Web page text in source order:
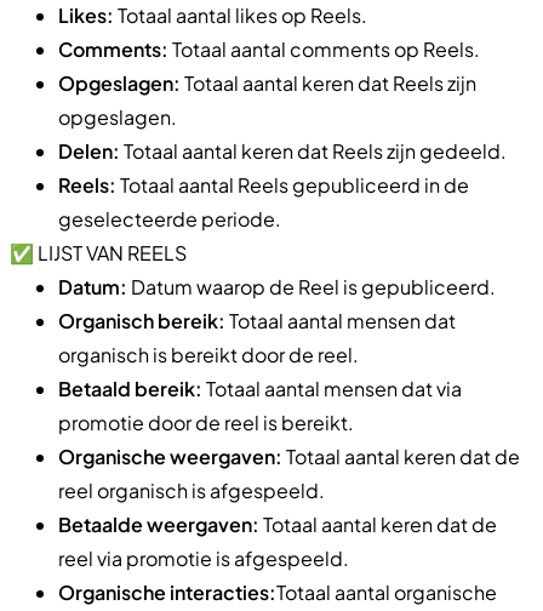
Likes: Totaal aantal likes op Reels.
Comments: Totaal aantal comments op Reels.
Opgeslagen: Totaal aantal keren dat Reels zijn
opgeslagen.
Delen: Totaal aantal keren dat Reels zijn gedeeld.
Reels: Totaal aantal Reels gepubliceerd in de
geselecteerde periode.
✅ LIJST VAN REELS
Datum: Datum waarop de Reel is gepubliceerd.
Organisch bereik: Totaal aantal mensen dat
organisch is bereikt door de reel.
Betaald bereik: Totaal aantal mensen dat via
promotie door de reel is bereikt.
Organische weergaven: Totaal aantal keren dat de
reel organisch is afgespeeld.
Betaalde weergaven: Totaal aantal keren dat de
reel via promotie is afgespeeld.
Organische interacties:Totaal aantal organische